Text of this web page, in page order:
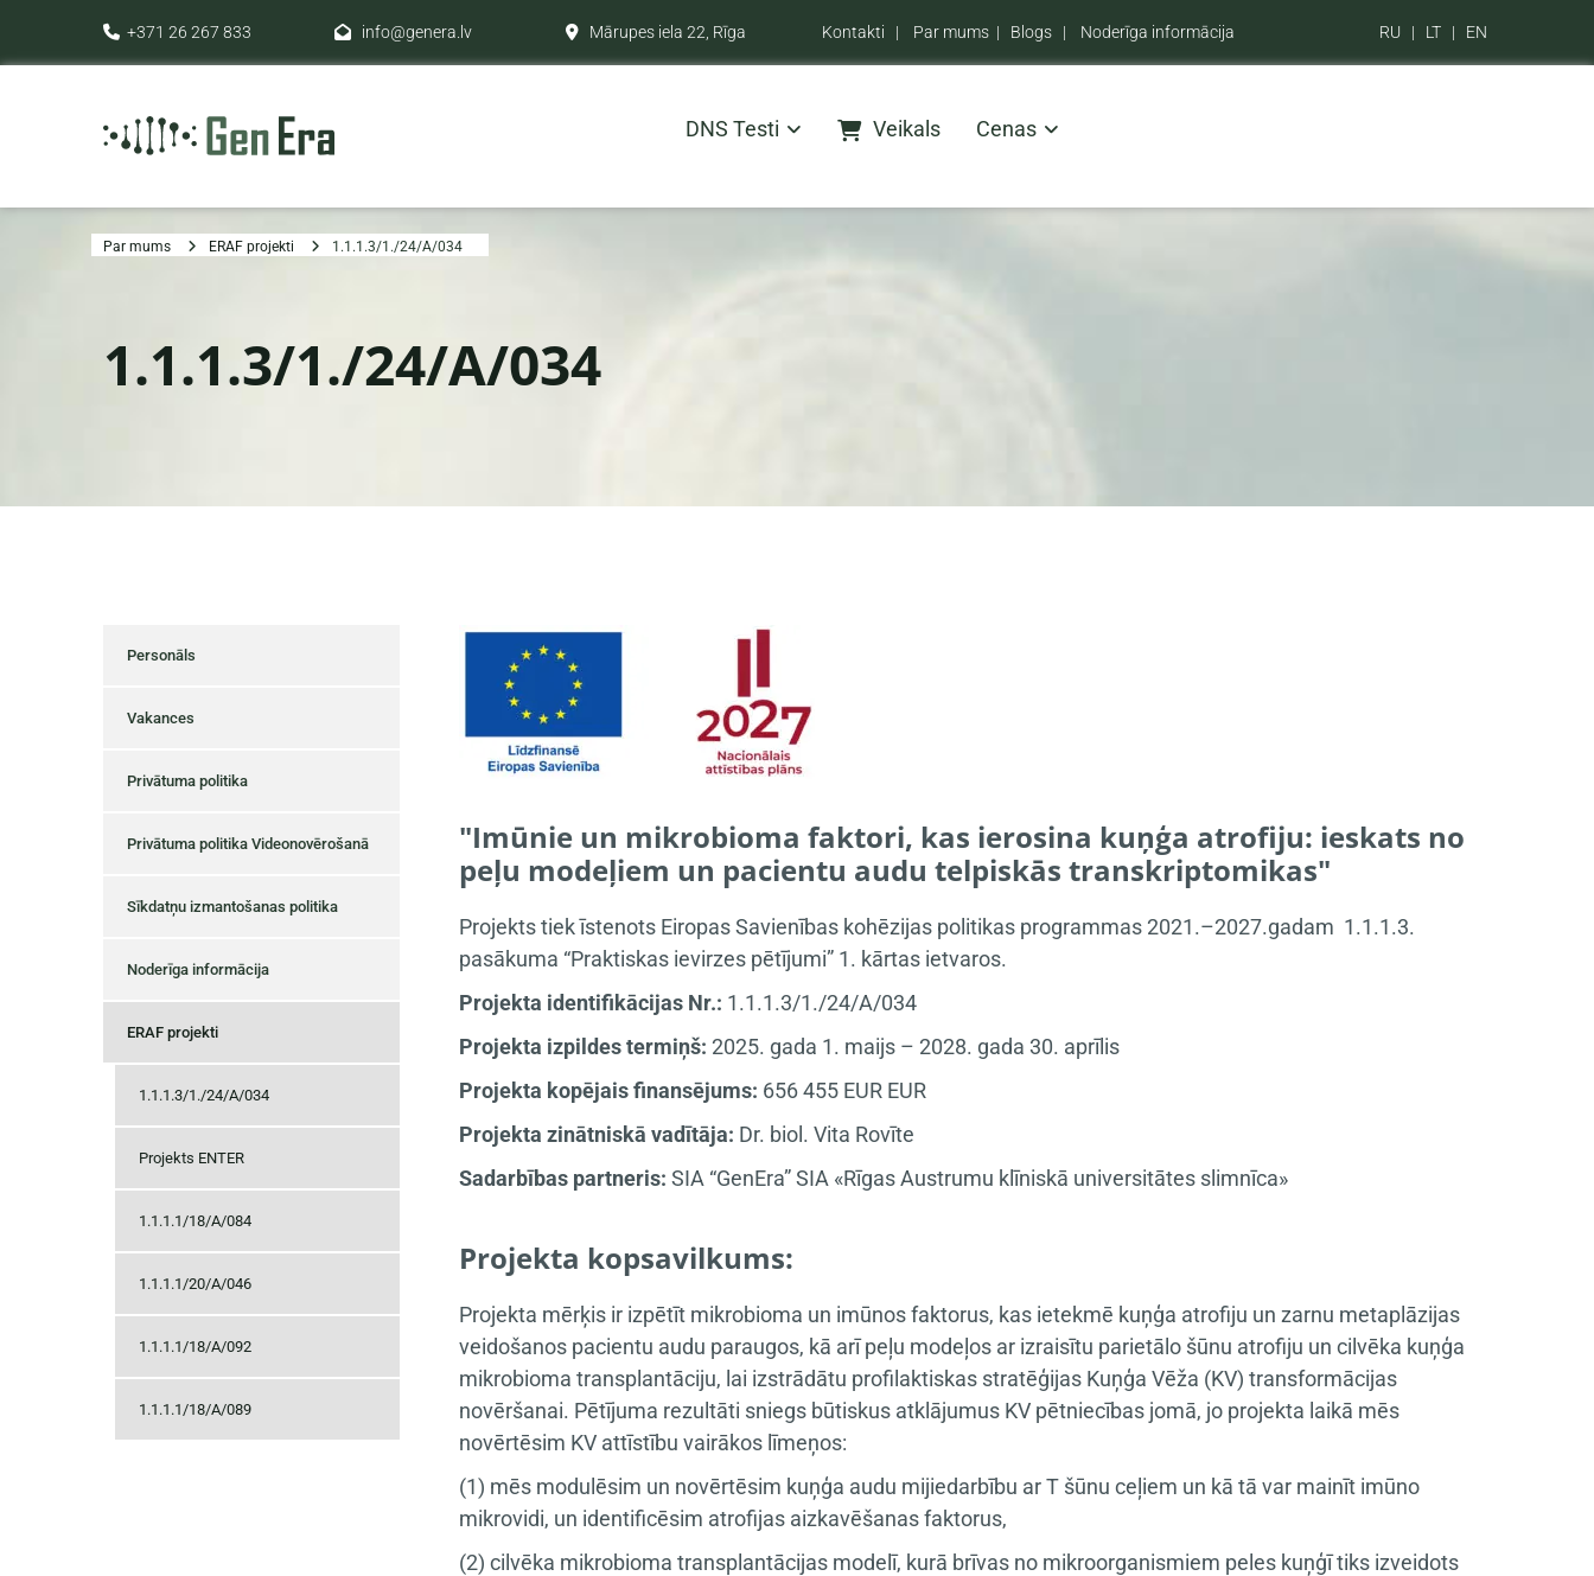
 +371 26 267 833  info@genera.lv  Mārupes iela 22, Rīga Kontakti | Par mums| Blogs| Noderīga informācija RU | LT| EN
DNS Testi Veikals Cenas
Par mums ERAF projekti 1.1.1.3/1./24/A/034
1.1.1.3/1./24/A/034
Personāls
Vakances
Privātuma politika
Privātuma politika Videonovērošanā
Sīkdatņu izmantošanas politika
Noderīga informācija
ERAF projekti
1.1.1.3/1./24/A/034
Projekts ENTER
1.1.1.1/18/A/084
1.1.1.1/20/A/046
1.1.1.1/18/A/092
1.1.1.1/18/A/089
"Imūnie un mikrobioma faktori, kas ierosina kuņģa atrofiju: ieskats no
peļu modeļiem un pacientu audu telpiskās transkriptomikas"
Projekts tiek īstenots Eiropas Savienības kohēzijas politikas programmas 2021.–2027.gadam 1.1.1.3.
pasākuma “Praktiskas ievirzes pētījumi” 1. kārtas ietvaros.
Projekta identifikācijas Nr.: 1.1.1.3/1./24/A/034
Projekta izpildes termiņš: 2025. gada 1. maijs – 2028. gada 30. aprīlis
Projekta kopējais finansējums: 656 455 EUR EUR
Projekta zinātniskā vadītāja: Dr. biol. Vita Rovīte
Sadarbības partneris: SIA “GenEra” SIA «Rīgas Austrumu klīniskā universitātes slimnīca»
Projekta kopsavilkums:
Projekta mērķis ir izpētīt mikrobioma un imūnos faktorus, kas ietekmē kuņģa atrofiju un zarnu metaplāzijas
veidošanos pacientu audu paraugos, kā arī peļu modeļos ar izraisītu parietālo šūnu atrofiju un cilvēka kuņģa
mikrobioma transplantāciju, lai izstrādātu profilaktiskas stratēģijas Kuņģa Vēža (KV) transformācijas
novēršanai. Pētījuma rezultāti sniegs būtiskus atklājumus KV pētniecības jomā, jo projekta laikā mēs
novērtēsim KV attīstību vairākos līmeņos:
(1) mēs modulēsim un novērtēsim kuņģa audu mijiedarbību ar T šūnu ceļiem un kā tā var mainīt imūno
mikrovidi, un identificēsim atrofijas aizkavēšanas faktorus,
(2) cilvēka mikrobioma transplantācijas modelī, kurā brīvas no mikroorganismiem peles kuņģī tiks izveidots